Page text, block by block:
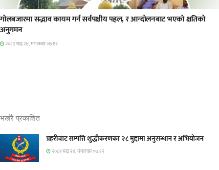
गोलबजारमा सद्भाव कायम गर्न सर्वपक्षीय पहल, र आन्दोलनबाट भएको क्षतिको
अनुगमन
२०८२ भाद्र २४, मंगलवार ०७:१२
भर्खरै प्रकाशित
प्रहरीबाट सम्पत्ति शुद्धीकरणका २८ मुद्दामा अनुसन्धान र अभियोजन
२०८२ भाद्र २४, मंगलवार ०७:१२